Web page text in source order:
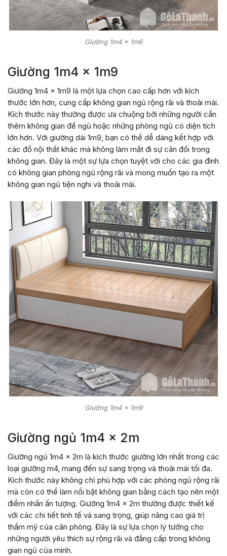
Giường 1m4 x 1m6
Giường 1m4 x 1m9
Giường 1m4 x 1m9 là một lựa chọn cao cấp hơn với kích
thước lớn hơn, cung cấp không gian ngủ rộng rãi và thoải mái.
Kích thước này thường được ưa chuộng bởi những người cần
thêm không gian để ngủ hoặc những phòng ngủ có diện tích
lớn hơn. Với giường dài 1m9, bạn có thể dễ dàng kết hợp với
các đồ nội thất khác mà không làm mất đi sự cân đối trong
không gian. Đây là một sự lựa chọn tuyệt vời cho các gia đình
có không gian phòng ngủ rộng rãi và mong muốn tạo ra một
không gian ngủ tiện nghi và thoải mái.
Giường 1m4 x 1m9
Giường ngủ 1m4 x 2m
Giường ngủ 1m4 x 2m là kích thước giường lớn nhất trong các
loại giường m4, mang đến sự sang trọng và thoải mái tối đa.
Kích thước này không chỉ phù hợp với các phòng ngủ rộng rãi
mà còn có thể làm nổi bật không gian bằng cách tạo nên một
điểm nhấn ấn tượng. Giường 1m4 x 2m thường được thiết kế
với các chi tiết tinh tế và sang trọng, giúp nâng cao giá trị
thẩm mỹ của căn phòng. Đây là sự lựa chọn lý tưởng cho
những người yêu thích sự rộng rãi và đẳng cấp trong không
gian ngủ của mình.